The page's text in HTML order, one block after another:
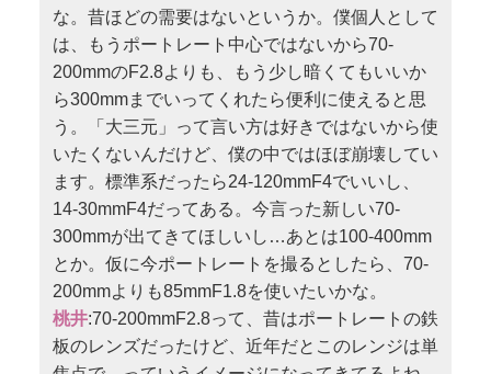
な。昔ほどの需要はないというか。僕個人として
は、もうポートレート中心ではないから70-
200mmのF2.8よりも、もう少し暗くてもいいか
ら300mmまでいってくれたら便利に使えると思
う。「大三元」って言い方は好きではないから使
いたくないんだけど、僕の中ではほぼ崩壊してい
ます。標準系だったら24-120mmF4でいいし、
14-30mmF4だってある。今言った新しい70-
300mmが出てきてほしいし…あとは100-400mm
とか。仮に今ポートレートを撮るとしたら、70-
200mmよりも85mmF1.8を使いたいかな。
桃井:70-200mmF2.8って、昔はポートレートの鉄
板のレンズだったけど、近年だとこのレンジは単